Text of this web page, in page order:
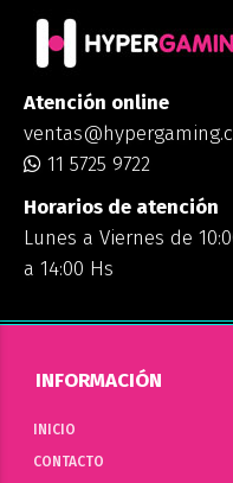
Atención online
11 5725 9722
Horarios de atención
Lunes a Viernes de
a 14:00 Hs
INFORMACIÓN
INICIO
CONTACTO